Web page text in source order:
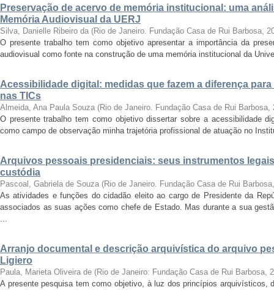
Preservação de acervo de memória institucional: uma
Memória Audiovisual da UERJ
Silva, Danielle Ribeiro da (Rio de Janeiro. Fundação Casa de Rui Barbosa,
O presente trabalho tem como objetivo apresentar a importância da
audiovisual como fonte na construção de uma memória institucional da
Acessibilidade digital: medidas que fazem a diferença
nas TICs
Almeida, Ana Paula Souza (Rio de Janeiro. Fundação Casa de Rui Barbosa,
O presente trabalho tem como objetivo dissertar sobre a acessibilidade
como campo de observação minha trajetória profissional de atuação no
Arquivos pessoais presidenciais: seus instrumentos
custódia
Pascoal, Gabriela de Souza (Rio de Janeiro. Fundação Casa de Rui Barbosa
As atividades e funções do cidadão eleito ao cargo de Presidente da
associados as suas ações como chefe de Estado. Mas durante a sua
...
Arranjo documental e descrição arquivística do arquivo
Ligiero
Paula, Marieta Oliveira de (Rio de Janeiro: Fundação Casa de Rui Barbosa,
A presente pesquisa tem como objetivo, à luz dos princípios arquivísticos,